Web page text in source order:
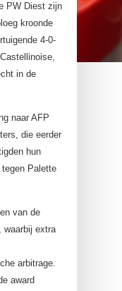
PW Diest zijn
kroonde
4-0-
in de
naar AFP
die eerder
hun
Palette
van de
waarbij extra
arbitrage.
award